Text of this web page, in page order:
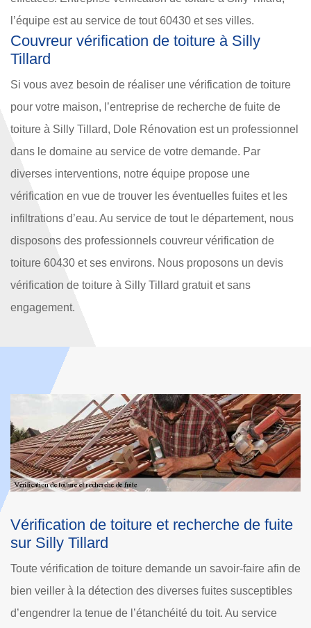
l’équipe est au service de tout 60430 et ses villes.
Couvreur vérification de toiture à Silly
Tillard
Si vous avez besoin de réaliser une vérification de toiture
pour votre maison, l’entreprise de recherche de fuite de
toiture à Silly Tillard, Dole Rénovation est un professionnel
dans le domaine au service de votre demande. Par
diverses interventions, notre équipe propose une
vérification en vue de trouver les éventuelles fuites et les
infiltrations d’eau. Au service de tout le département, nous
disposons des professionnels couvreur vérification de
toiture 60430 et ses environs. Nous proposons un devis
vérification de toiture à Silly Tillard gratuit et sans
engagement.
fuite
afin de
Méthodes de recherche fuite de toiture
Tillard
Dole Rénovation est une entreprise vérification de
Silly Tillard qui réalise diverses interventions pour
recherche fuite de toiture. Auprès de tout 60430 et ses